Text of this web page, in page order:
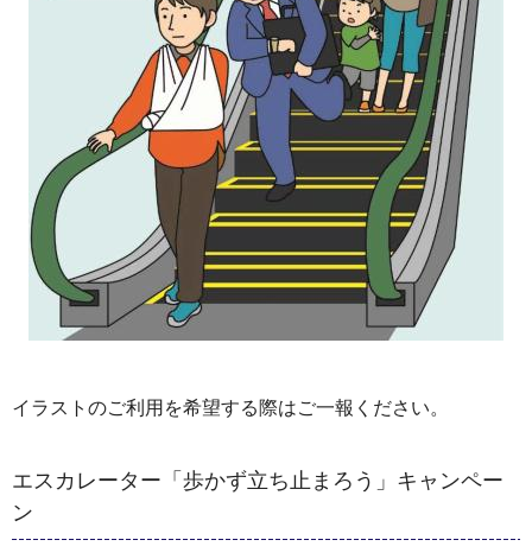
イラストのご利用を希望する際はご一報ください。
エスカレーター「歩かず立ち止まろう」キャンペー
ン